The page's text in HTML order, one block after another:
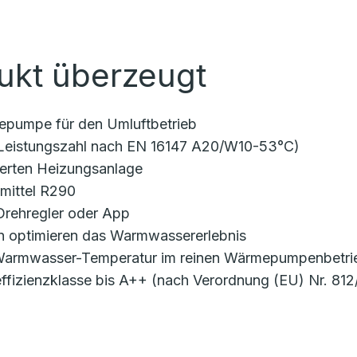
überzeugt
für den Umluftbetrieb
nach EN 16147 A20/W10-53°C)
Heizungsanlage
R290
oder App
das Warmwassererlebnis
Temperatur im reinen
bis A++ (nach Verordnung (EU) Nr.